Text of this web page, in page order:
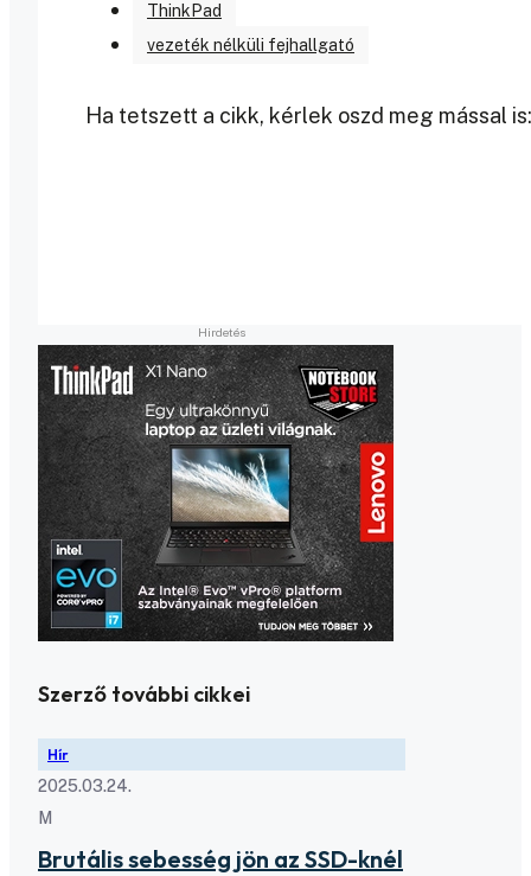
ThinkPad
vezeték nélküli fejhallgató
Ha tetszett a cikk, kérlek oszd meg mással is:
Szerző további cikkei
Hír
2025.03.24.
M
Brutális sebesség jön az SSD-knél